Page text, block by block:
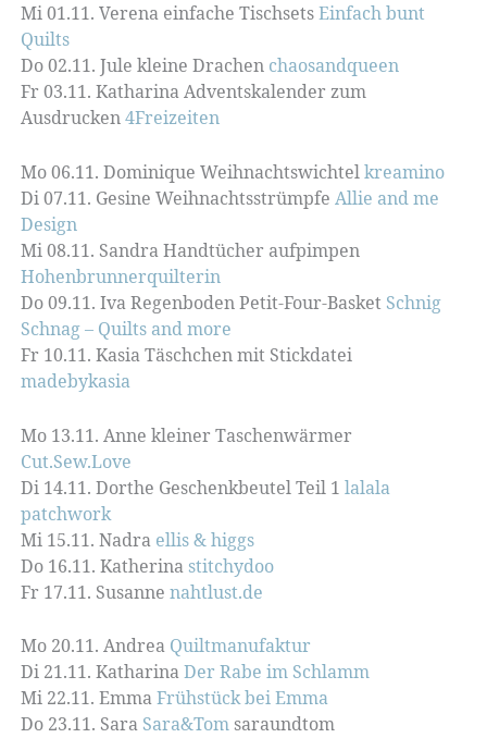
Mi 01.11. Verena einfache TischsetsEinfach bunt
Quilts
Do 02.11. Jule kleine Drachen chaosandqueen
Fr 03.11. Katharina Adventskalender zum
Ausdrucken4Freizeiten
Mo 06.11. Dominique Weihnachtswichtelkreamino
Di 07.11. Gesine Weihnachtsstrümpfe Allie and me
Design
Mi 08.11. Sandra Handtücher aufpimpen
Hohenbrunnerquilterin
Do 09.11. Iva Regenboden Petit-Four-Basket Schnig
Schnag – Quilts and more
Fr 10.11. Kasia Täschchen mit Stickdatei
madebykasia
Mo 13.11. Anne kleiner Taschenwärmer
Cut.Sew.Love
Di 14.11. Dorthe Geschenkbeutel Teil 1 lalala
patchwork
Mi 15.11. Nadra ellis & higgs
Do 16.11. Katherinastitchydoo
Fr 17.11. Susanne nahtlust.de
Mo 20.11. Andrea Quiltmanufaktur
Di 21.11. KatharinaDer Rabe im Schlamm
Mi 22.11. EmmaFrühstück bei Emma
Do 23.11. Sara Sara&Tomsaraundtom